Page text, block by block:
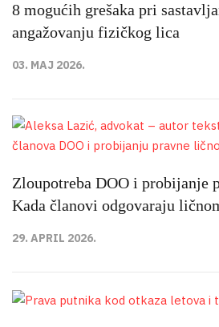
8 mogućih grešaka pri
angažovanju fizičkog lica
03. MAJ 2026.
Zloupotreba DOO i probijanje
Kada članovi odgovaraju
29. APRIL 2026.